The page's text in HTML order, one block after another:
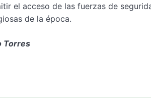
el acceso de las fuerzas de
de la época.
Torres